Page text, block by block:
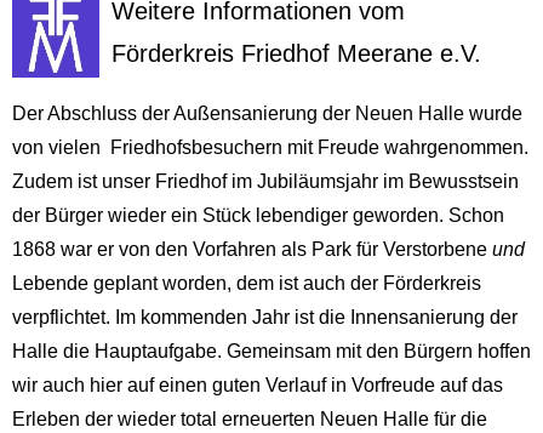
Weitere Informationen vom
Förderkreis Friedhof Meerane e.V.
Der Abschluss der Außensanierung der Neuen Halle wurde
von vielen Friedhofsbesuchern mit Freude wahrgenommen.
Zudem ist unser Friedhof im Jubiläumsjahr im Bewusstsein
der Bürger wieder ein Stück lebendiger geworden. Schon
1868 war er von den Vorfahren als Park für Verstorbene und
Lebende geplant worden, dem ist auch der Förderkreis
verpflichtet. Im kommenden Jahr ist die Innensanierung der
Halle die Hauptaufgabe. Gemeinsam mit den Bürgern hoffen
wir auch hier auf einen guten Verlauf in Vorfreude auf das
Erleben der wieder total erneuerten Neuen Halle für die